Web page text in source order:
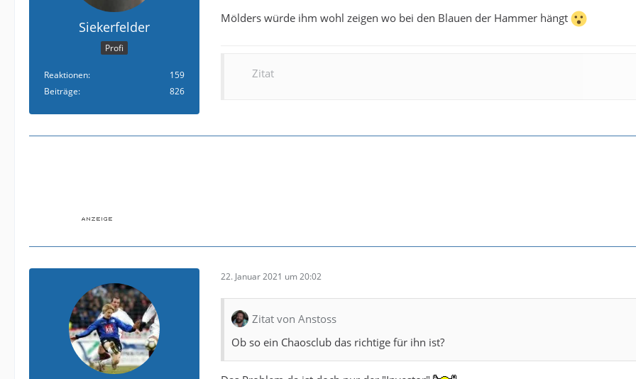
Siekerfelder
Profi
Reaktionen
159
Beiträge
826
Mölders würde ihm wohl zeigen wo bei den Blauen der Hammer hängt
Zitat
22. Januar 2021 um 20:02
Zitat von Anstoss
Ob so ein Chaosclub das richtige für ihn ist?